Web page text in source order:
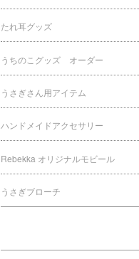
たれ耳グッズ
うちのこグッズ オーダー
うさぎさん用アイテム
ハンドメイドアクセサリー
Rebekka オリジナルモビール
うさぎブローチ